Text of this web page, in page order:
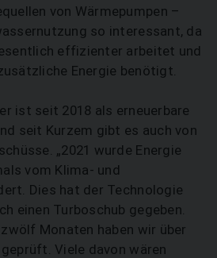
von Wärmepumpen –
so interessant, da
effizienter arbeitet und
Energie benötigt.
ist seit 2018 als erneuerbare
seit Kurzem gibt es auch von
„2021 wurde Energie
vom Klima- und
Dies hat der Technologie
einen Turbo­schub gegeben.
Monaten haben wir über
Viele davon wären